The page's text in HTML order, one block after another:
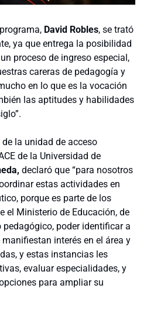
David Robles, se trató
ya que entrega la posibilidad
proceso de ingreso especial,
careras de pedagogía y
en lo que es la vocación
las aptitudes y habilidades
la unidad de acceso
de la Universidad de
declaró que “para nosotros
estas actividades en
porque es parte de los
el Ministerio de Educación, de
poder identificar a
interés en el área y
y estas instancias les
evaluar especialidades, y
para ampliar su